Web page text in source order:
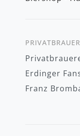
Erdinger
Franz